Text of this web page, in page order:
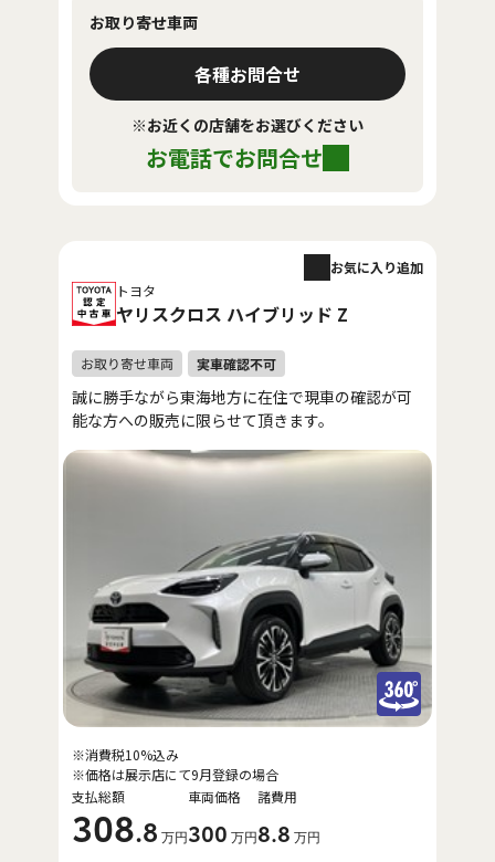
お取り寄せ車両
各種お問合せ
※お近くの店舗をお選びください
お電話でお問合せ
トヨタ
ヤリスクロス ハイブリッド Z
お気に入り追加
誠に勝手ながら東海地方に在住で現車の確認が可
能な方への販売に限らせて頂きます。
支払総額
308.8 万円
車両価格
300 万円
諸費用
8.8 万円
※消費税10%込み
※価格は展示店にて9月登録の場合